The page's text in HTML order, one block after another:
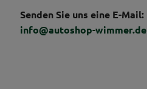
Senden Sie uns eine E-Mail:
info@autoshop-wimmer.de